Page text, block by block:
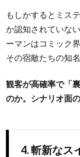
もしかするとミス
か認知されていな
ーマンはコミック
その宿敵たちの知
観客が高確率で「
のか。シナリオ面
4. 斬新なス